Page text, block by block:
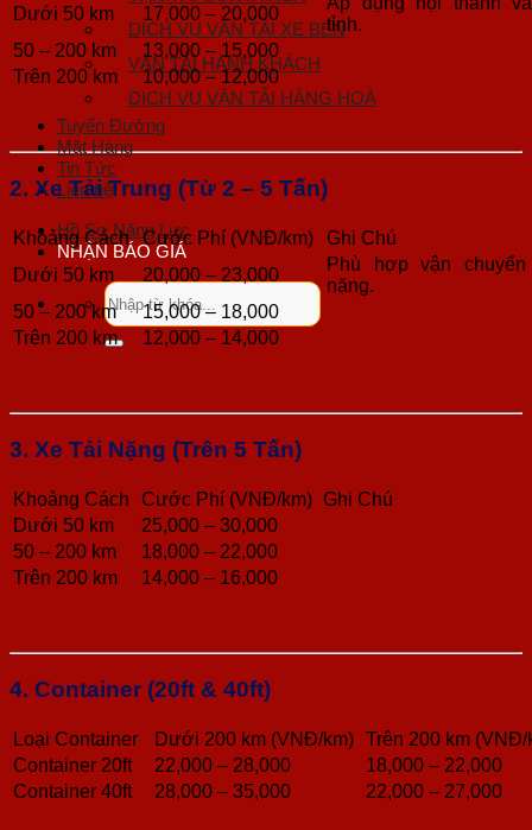
DỊCH VỤ VẬN TẢI XE BEN
VẬN TẢI HÀNH KHÁCH
DỊCH VỤ VẬN TẢI HÀNG HOÁ
Tuyến Đường
Mặt Hàng
Tin Tức
Liên hệ
Hồ Sơ Năng Lực
NHẬN BÁO GIÁ
Tìm
kiếm:
Dưới 50 km
17,000 – 20,000
tỉnh.
50 – 200 km
13,000 – 15,000
Trên 200 km
10,000 – 12,000
2. Xe Tải Trung (Từ 2 – 5 Tấn)
Khoảng Cách Cước Phí (VNĐ/km)
Ghi Chú
Dưới 50 km
20,000 – 23,000
Phù hợp vận chuyển
nặng.
50 – 200 km
15,000 – 18,000
Trên 200 km
12,000 – 14,000
3. Xe Tải Nặng (Trên 5 Tấn)
Khoảng Cách Cước Phí (VNĐ/km) Ghi Chú
Dưới 50 km
25,000 – 30,000
50 – 200 km
18,000 – 22,000
Trên 200 km
14,000 – 16,000
4. Container (20ft & 40ft)
Loại Container Dưới 200 km (VNĐ/km) Trên 200 km (VNĐ/
Container 20ft
22,000 – 28,000
18,000 – 22,000
Container 40ft
28,000 – 35,000 22,000 – 27,000